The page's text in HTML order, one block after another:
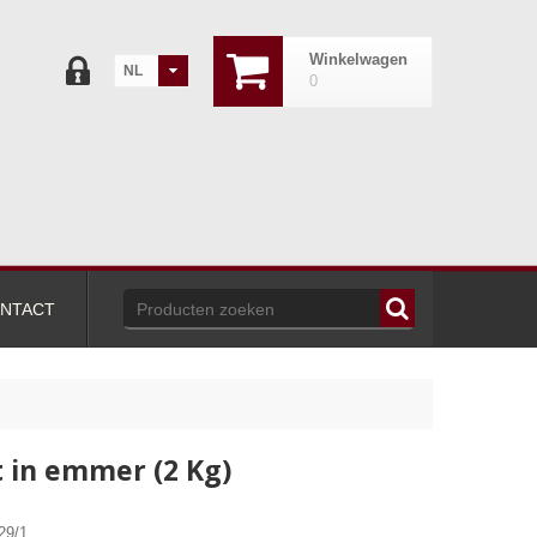
Winkelwagen
0
NL
emmer (2 Kg)
1